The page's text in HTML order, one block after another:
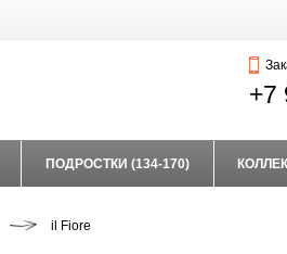
+7
ПОДРОСТКИ (134-170)
il Fiore